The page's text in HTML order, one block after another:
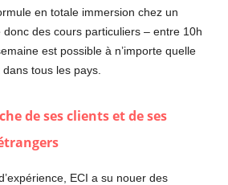
en totale immersion chez un
des cours particuliers – entre 10h
est possible à n’importe quelle
tous les pays.
de ses clients et de ses
ECI a su nouer des